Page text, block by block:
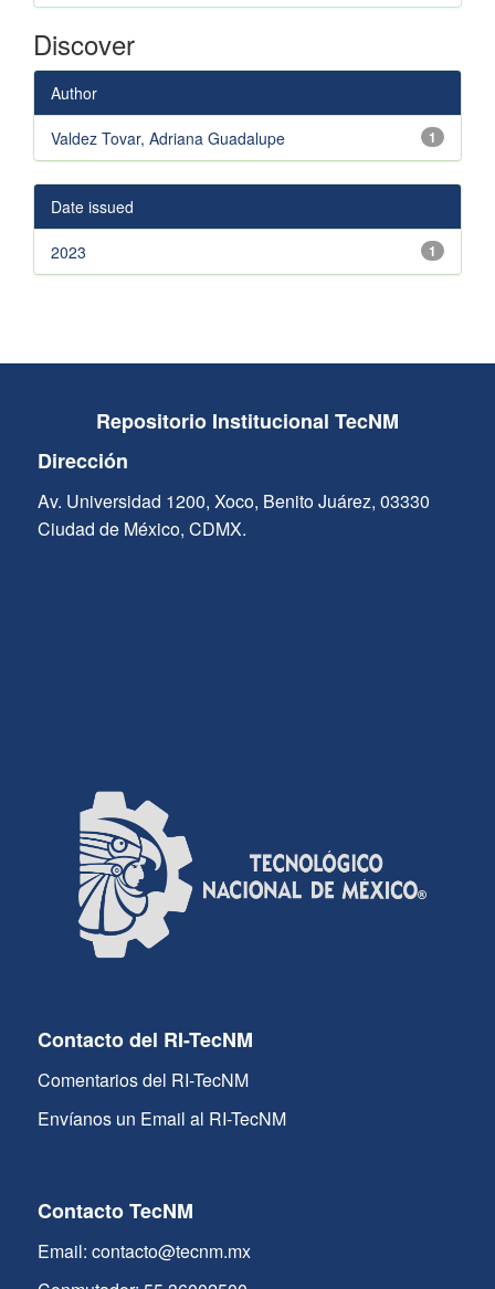
Discover
Author
1
Valdez Tovar, Adriana Guadalupe
Date issued
1
2023
Repositorio Institucional TecNM
Dirección
Av. Universidad 1200, Xoco, Benito Juárez, 03330
Ciudad de México, CDMX.
Contacto del RI-TecNM
Comentarios del RI-TecNM
Envíanos un Email al RI-TecNM
Contacto TecNM
Email: contacto@tecnm.mx